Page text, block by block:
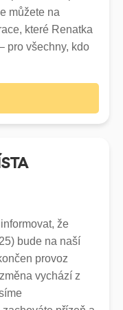
2x)
můžete na
které Renatka
pro všechny, kdo
že
bude na naší
provoz
vychází z